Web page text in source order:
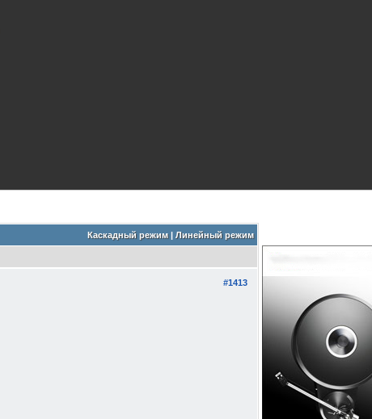
Каскадный режим| Линейный режим
#1413